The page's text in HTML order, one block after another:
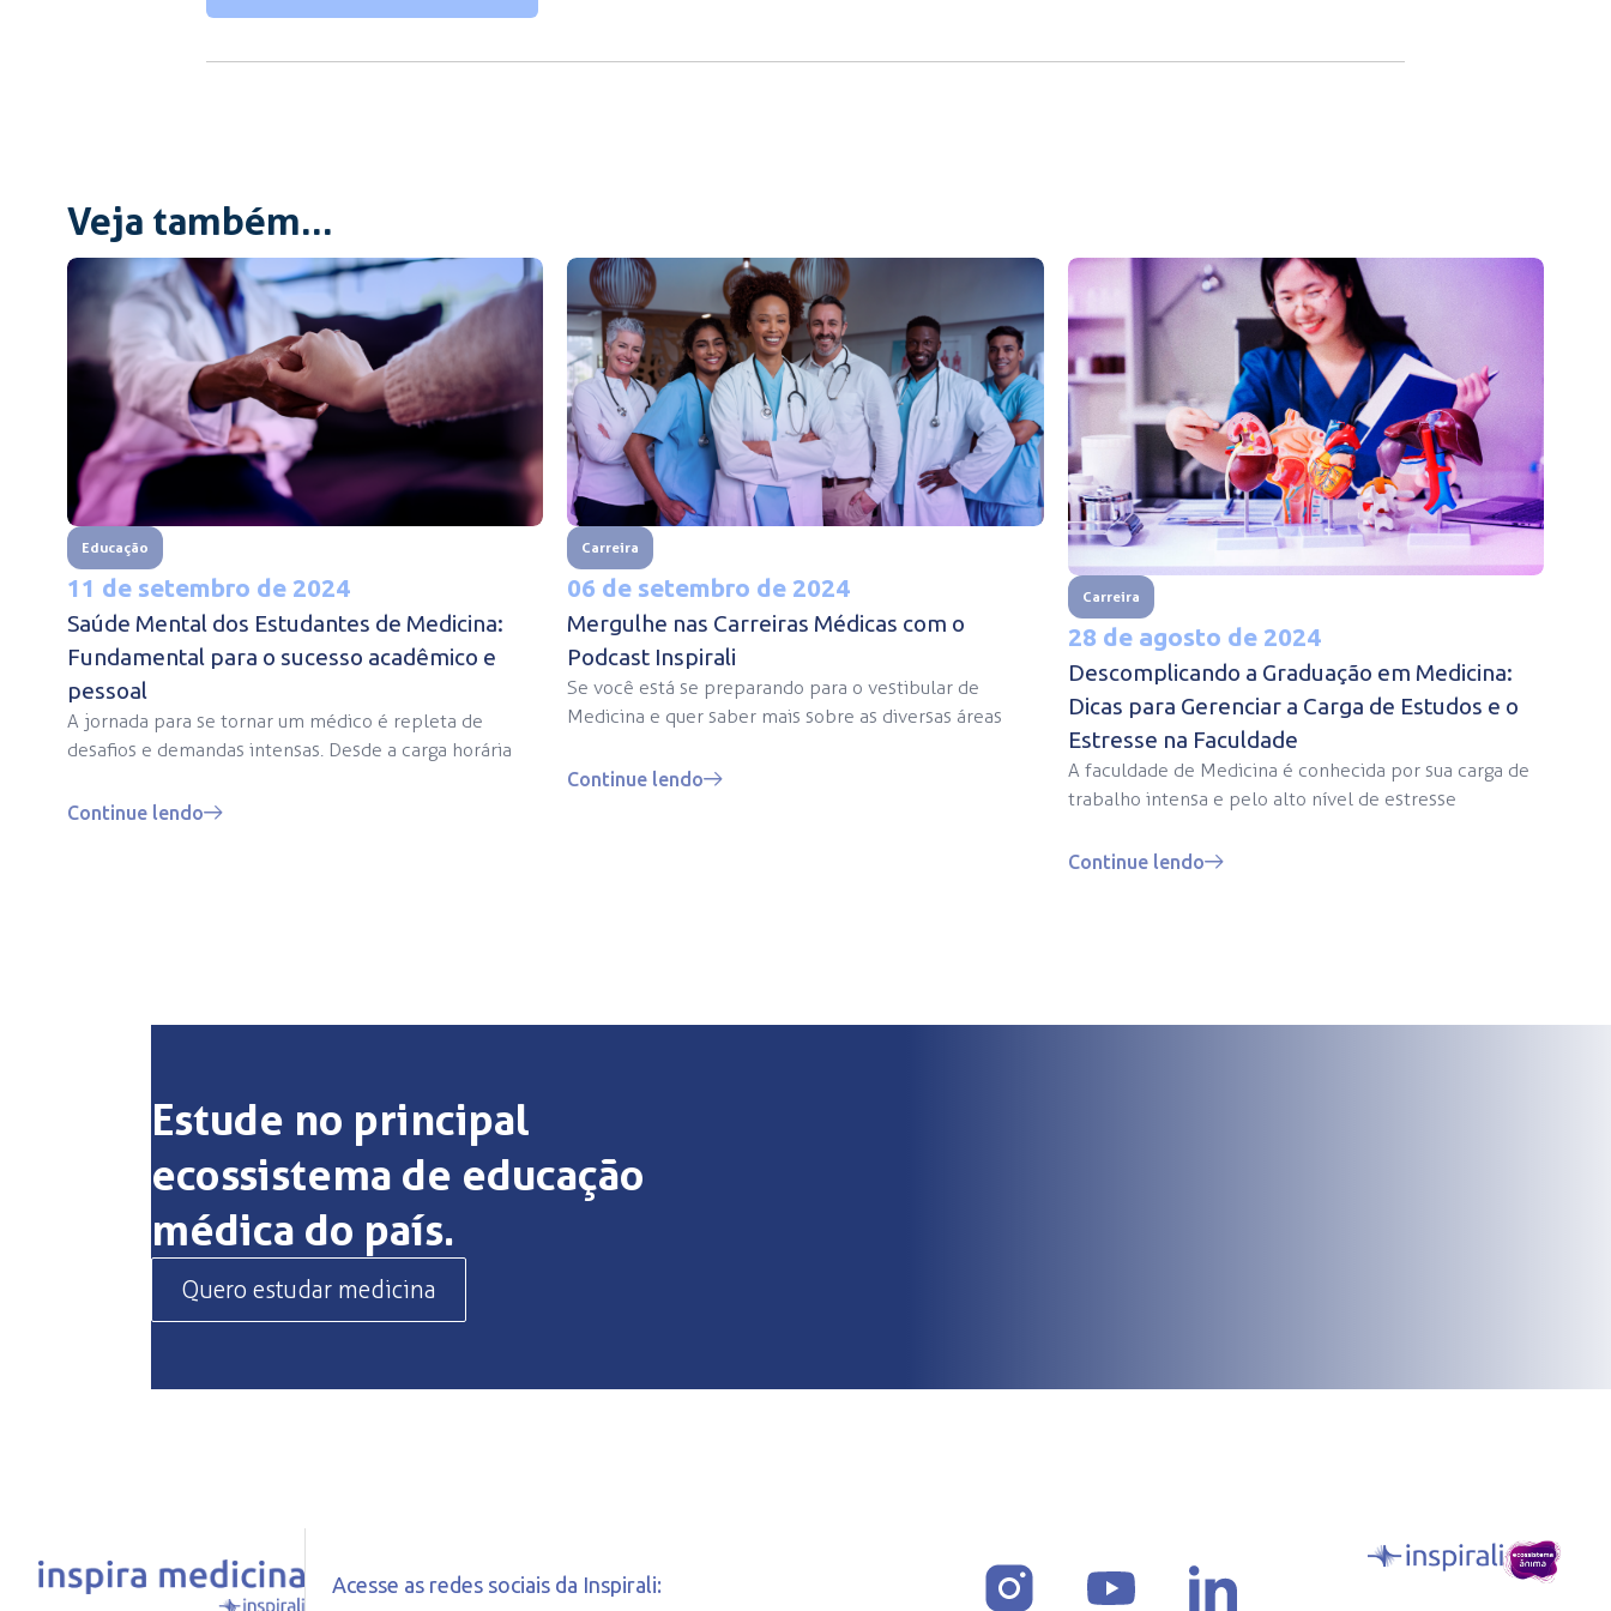
Veja também...
Educação
11 de setembro de 2024
Saúde Mental dos Estudantes de Medicina:
Fundamental para o sucesso acadêmico e
pessoal
A jornada para se tornar um médico é repleta de
desafios e demandas intensas. Desde a carga horária
Continue lendo
Carreira
06 de setembro de 2024
Mergulhe nas Carreiras Médicas com o
Podcast Inspirali
Se você está se preparando para o vestibular de
Medicina e quer saber mais sobre as diversas áreas
Continue lendo
Carreira
28 de agosto de 2024
Descomplicando a Graduação em Medicina:
Dicas para Gerenciar a Carga de Estudos e o
Estresse na Faculdade
A faculdade de Medicina é conhecida por sua carga de
trabalho intensa e pelo alto nível de estresse
Continue lendo
Estude no principal
ecossistema de educação
médica do país.
Quero estudar medicina
Acesse as redes sociais da Inspirali: